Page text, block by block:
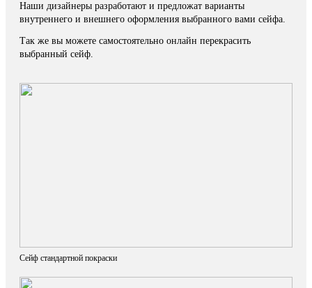
Наши дизайнеры разработают и предложат варианты
внутреннего и внешнего оформления выбранного вами сейфа.
Так же вы можете самостоятельно онлайн перекрасить
выбранный сейф.
Сейф стандартной покраски